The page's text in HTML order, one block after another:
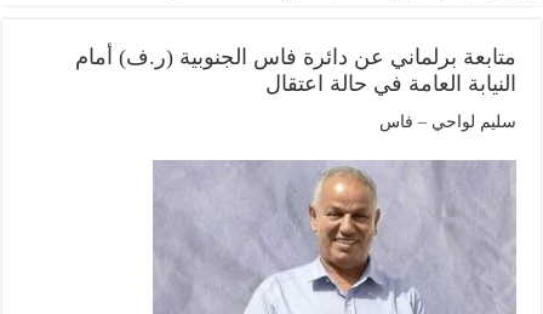
متابعة برلماني عن دائرة فاس الجنوبية (ر.ف) أمام
النيابة العامة في حالة اعتقال
سليم لواحي – فاس